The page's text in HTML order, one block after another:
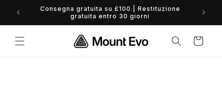
direttamenteConsegna gratuita su £100 | Restituzione
gratuita entro 30 giorni
Carrello